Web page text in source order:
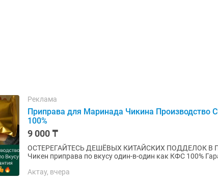
Реклама
Приправа для Маринада Чикина
100%
9 000 ₸
ОСТЕРЕГАЙТЕСЬ ДЕШЁВЫХ КИТАЙСКИХ ПОДДЕЛОК В ПОХОЖЕЙ
Чикен приправа по вкусу один-в-один как КФС 100%
Актау, вчера